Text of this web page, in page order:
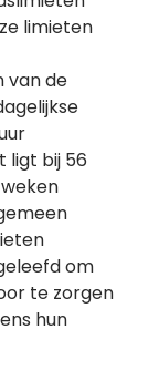
limieten
van de
ligt bij 56
om
te zorgen
hun